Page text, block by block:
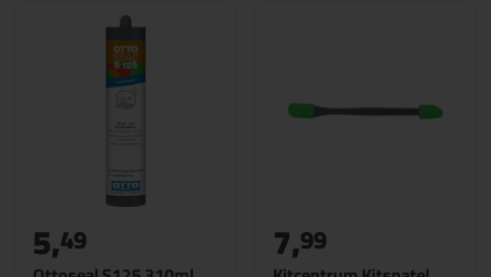
5,49 7,99